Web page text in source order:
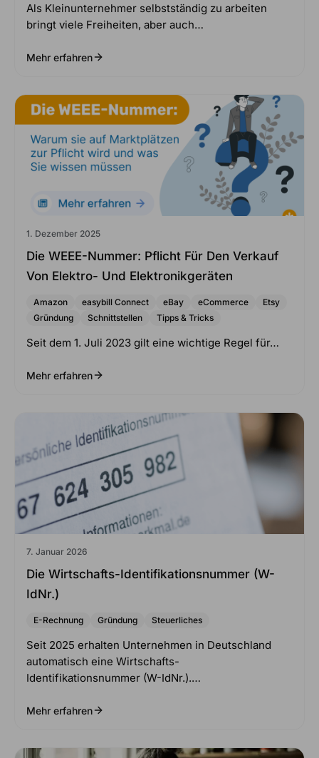
Als Kleinunternehmer selbstständig zu arbeiten
bringt viele Freiheiten, aber auch…
Mehr erfahren
1. Dezember 2025
Die WEEE-Nummer: Pflicht Für Den Verkauf
Von Elektro- Und Elektronikgeräten
Amazon easybill Connect eBay eCommerce
Etsy
Gründung
Schnittstellen Tipps & Tricks
Seit dem 1. Juli 2023 gilt eine wichtige Regel für…
Mehr erfahren
7. Januar 2026
Die Wirtschafts-Identifikationsnummer (W-
IdNr.)
E-Rechnung Gründung Steuerliches
Seit 2025 erhalten Unternehmen in Deutschland
automatisch eine Wirtschafts-
Identifikationsnummer (W-IdNr.).…
Mehr erfahren